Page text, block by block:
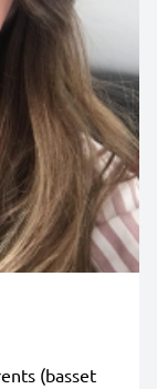
(basset